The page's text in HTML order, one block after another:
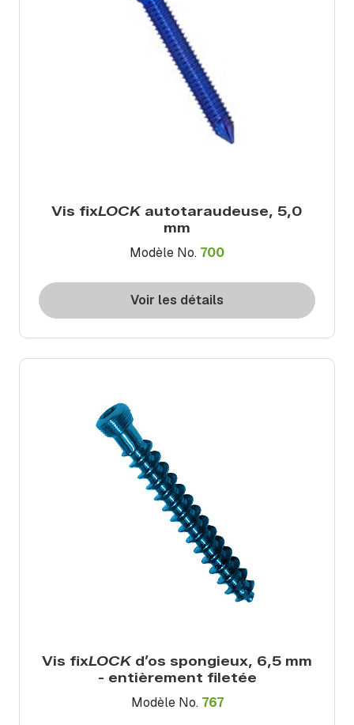
Vis fixLOCK autotaraudeuse, 5,0
mm
Modèle No. 700
Voir les détails
Vis fixLOCK d’os spongieux, 6,5 mm
- entièrement filetée
Modèle No. 767